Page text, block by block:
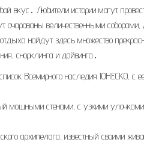
вкус․ Любители истории могут
очарованы величественными
найдут здесь множество
снорклинга и дайвинга․
Всемирного наследия ЮНЕСКО, с
мощными стенами, с узкими
архипелага, известный своими